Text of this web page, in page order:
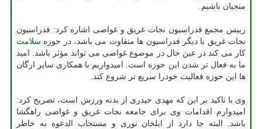
منجیان باشیم.
رییس مجمع فدراسیون نجات غریق و غواصی اشاره کرد: فدراسیون
نجات غریق با دیگر فدراسیون ها متفاوت می باشد، در حوزه سلامت
کار می کند در عین حال در موضوع غواصی می تواند مؤثر باشد. امید
ما به فعال تر شدن این حوزه است. امیدواریم با همکاری سایر ارگان
ها این حوزه فعالیت خودرا سریع تر شروع کند.
وی با تاکید بر این که مهدی حیدری از بدنه ورزش است، تصریح کرد:
امیدوارم اقدامات وی برای جامعه نجات غریق و غواصی راهگشا
باشد. البته جا دارد از ایلخان نوری و مستجاب الدعوه به خاطر